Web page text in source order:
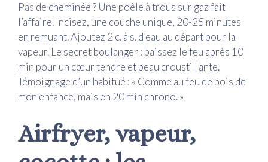
Pas de cheminée ? Une poêle à trous sur gaz fait
l’affaire. Incisez, une couche unique, 20-25 minutes
en remuant. Ajoutez 2 c. à s. d’eau au départ pour la
vapeur. Le secret boulanger : baissez le feu après 10
min pour un cœur tendre et peau croustillante.
Témoignage d’un habitué : « Comme au feu de bois de
mon enfance, mais en 20 min chrono. »
Airfryer, vapeur,